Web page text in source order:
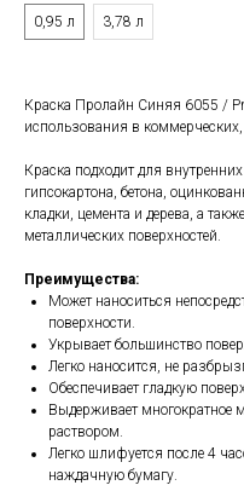
0,95 л
3,78 л
Краска Пролайн Синяя 6055 /
использования в
Краска подходит для
гипсокартона, бетона,
кладки, цемента и дерева, а
металлических поверхностей.
Преимущества:
Может наноситься
поверхности.
Укрывает большинство
Легко наносится, не
Обеспечивает гладкую
Выдерживает
раствором.
Легко шлифуется после 4
наждачную бумагу.